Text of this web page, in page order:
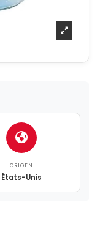
ORIGEN
États-Unis